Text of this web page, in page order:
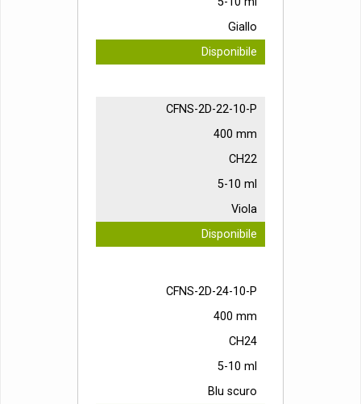
Giallo
Disponibile
CFNS-2D-22-10-P
400 mm
CH22
5-10 ml
Viola
Disponibile
CFNS-2D-24-10-P
400 mm
CH24
5-10 ml
Blu scuro